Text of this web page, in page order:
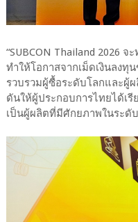
“SUBCON Thailand 2026
ทำให้โอกาสจากเม็ดเงินลงทุ
รวบรวมผู้ซื้อระดับโลกและผู้
ดันให้ผู้ประกอบการไทยได้เ
เป็นผู้ผลิตที่มีศักยภาพในระดั